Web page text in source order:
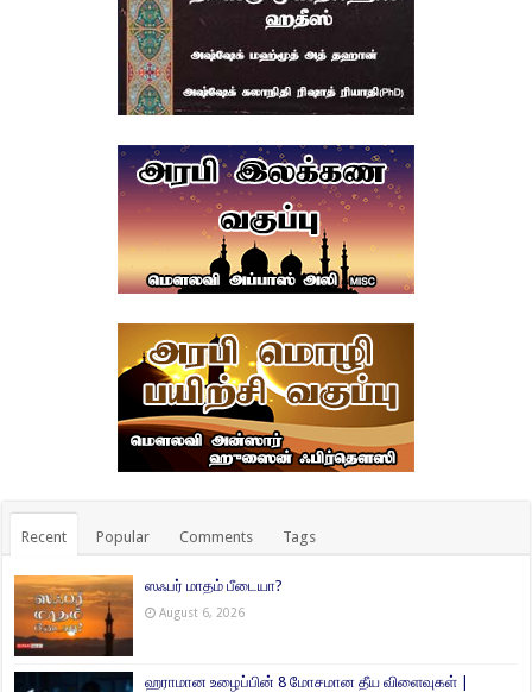
Recent Popular Comments Tags
ஸஃபர் மாதம் பீடையா?
August 6, 2026
ஹராமான உழைப்பின் 8 மோசமான தீய விளைவுகள் |